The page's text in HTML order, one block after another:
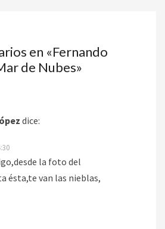
en «Fernando
de Nubes»
dice:
la foto del
ésta,te van las nieblas,